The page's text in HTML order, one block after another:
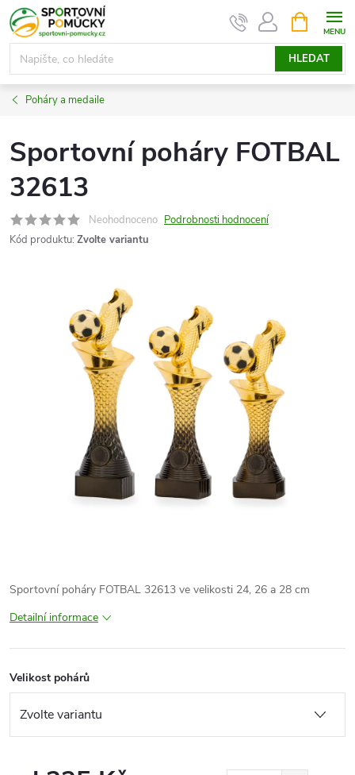
Přejít
na
obsah
HLEDAT
NÁKUPNÍ
KOŠÍK
Poháry a medaile
Sportovní poháry FOTBAL
32613
Neohodnoceno Podrobnosti hodnocení
Kód produktu: Zvolte variantu
Sportovní poháry FOTBAL 32613 ve velikosti 24, 26 a 28 cm
Detailní informace
Velikost pohárů